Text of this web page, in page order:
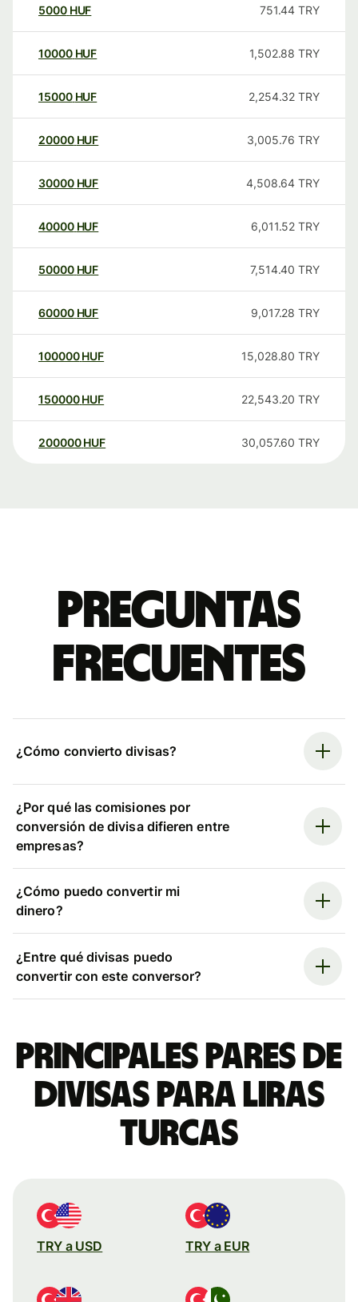
5000 HUF 751.44 TRY
10000 HUF 1,502.88 TRY
15000 HUF 2,254.32 TRY
20000 HUF 3,005.76 TRY
30000 HUF 4,508.64 TRY
40000 HUF 6,011.52 TRY
50000 HUF 7,514.40 TRY
60000 HUF 9,017.28 TRY
100000 HUF 15,028.80 TRY
150000 HUF 22,543.20 TRY
200000 HUF 30,057.60 TRY
Preguntas
frecuentes
¿Cómo convierto divisas?
¿Por qué las comisiones por
conversión de divisa difieren entre
empresas?
¿Cómo puedo convertir mi
dinero?
¿Entre qué divisas puedo
convertir con este conversor?
Principales pares de
divisas para liras
turcas
TRY a USD TRY a EUR